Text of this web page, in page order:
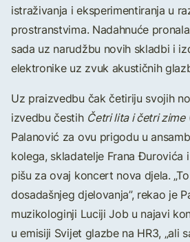
istraživanja i eksperimentiranja u
prostranstvima. Nadahnuće
sada uz narudžbu novih skladbi i
elektronike uz zvuk akustičnih
Uz praizvedbu čak četiriju svojih
izvedbu čestih Četri lita i četri zime
Palanović za ovu prigodu u
kolega, skladatelje Frana Đurovića
pišu za ovaj koncert nova djela.
dosadašnjeg djelovanja”, rekao je
muzikologinji Luciji Job u najavi
u emisiji Svijet glazbe na HR3, „ali